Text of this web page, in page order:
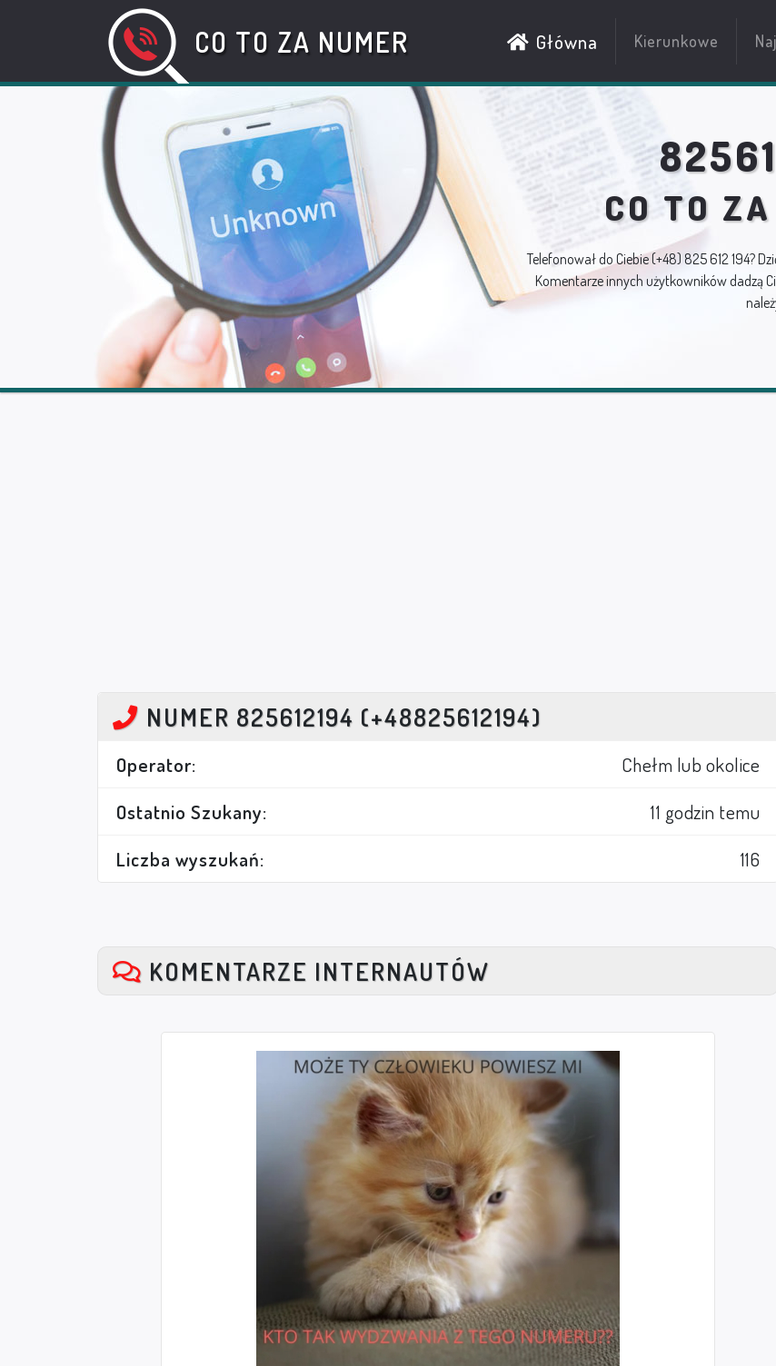
CO TO ZA NUMER Główna Kierunkowe
CO TO
Telefonował do Ciebie(+48) 825 612 194?
Komentarze innych użytkowników dadzą
NUMER 825612194 (+48825612194)
Operator:
Chełm lub okolice
Ostatnio Szukany:
11 godzin temu
Liczba wyszukań:
116
KOMENTARZE INTERNAUTÓW